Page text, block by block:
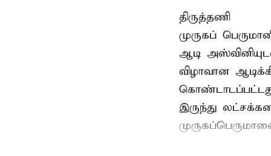
திருத்தணி
முருகப்
ஆடி
விழாவான
இருந்து